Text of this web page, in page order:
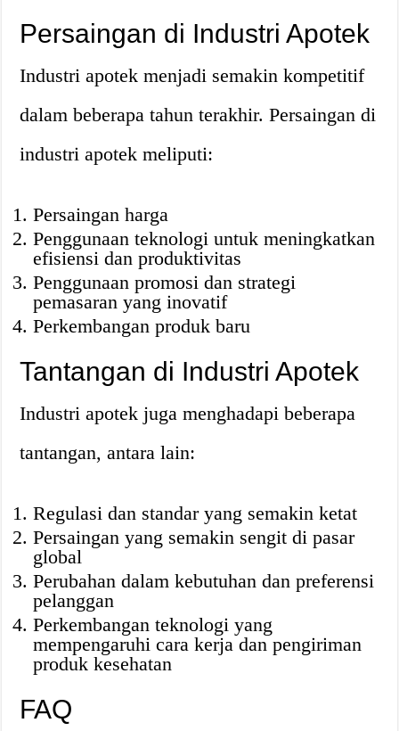
Persaingan di Industri Apotek
Industri apotek menjadi semakin kompetitif
dalam beberapa tahun terakhir. Persaingan di
industri apotek meliputi:
Persaingan harga
Penggunaan teknologi untuk meningkatkan
efisiensi dan produktivitas
Penggunaan promosi dan strategi
pemasaran yang inovatif
Perkembangan produk baru
Tantangan di Industri Apotek
Industri apotek juga menghadapi beberapa
tantangan, antara lain:
Regulasi dan standar yang semakin ketat
Persaingan yang semakin sengit di pasar
global
Perubahan dalam kebutuhan dan preferensi
pelanggan
Perkembangan teknologi yang
mempengaruhi cara kerja dan pengiriman
produk kesehatan
FAQ